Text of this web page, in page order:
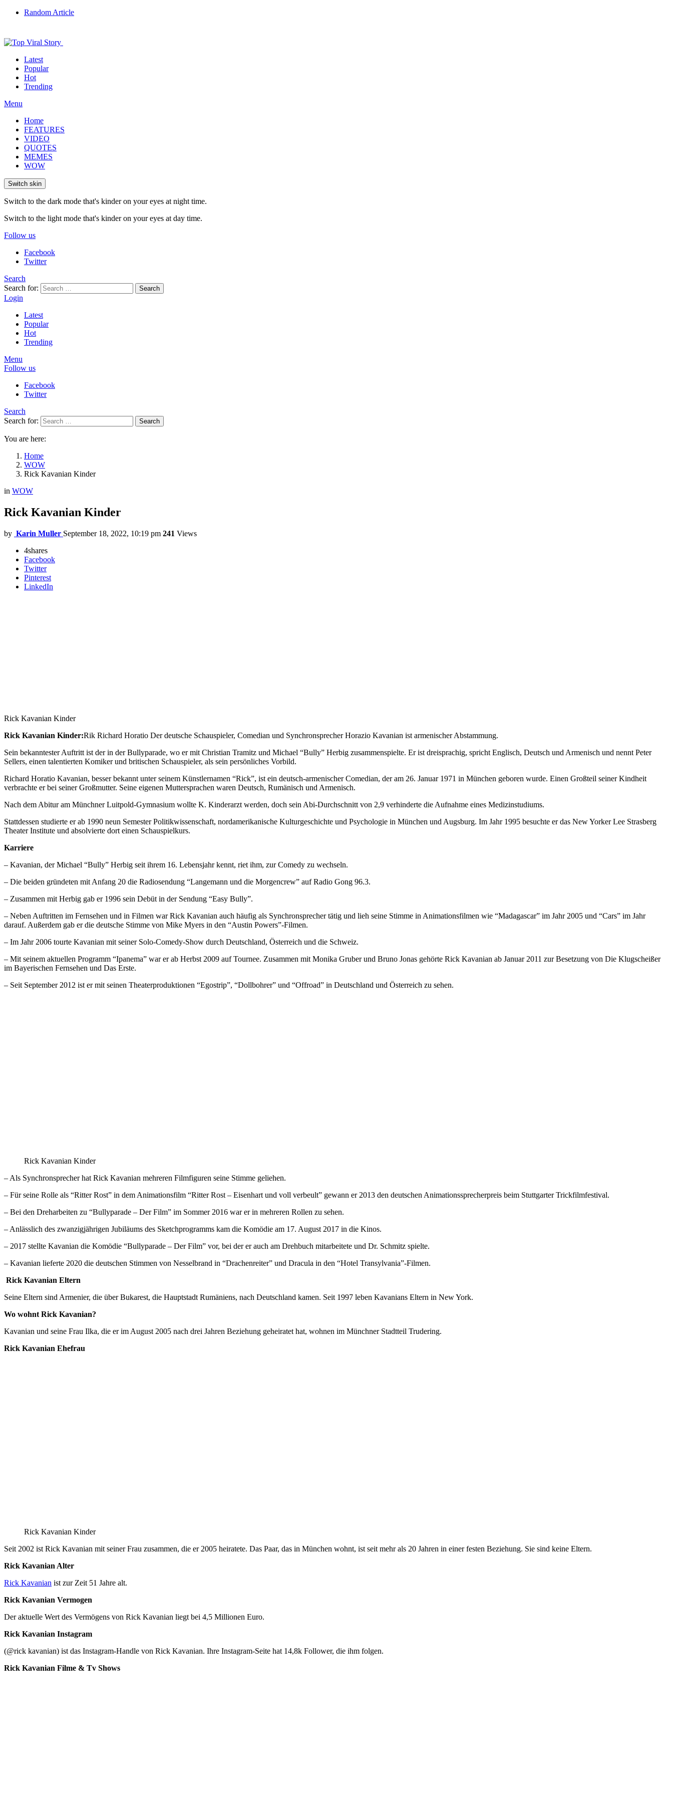
Random Article
Latest
Popular
Hot
Trending
Menu
Home
FEATURES
VIDEO
QUOTES
MEMES
WOW
Switch skin
Switch to the dark mode that's kinder on your eyes at night time.
Switch to the light mode that's kinder on your eyes at day time.
Follow us
Facebook
Twitter
Search
Search for:
Search
Login
Latest
Popular
Hot
Trending
Menu
Follow us
Facebook
Twitter
Search
Search for:
Search
You are here:
Home
WOW
Rick Kavanian Kinder
in WOW
Rick Kavanian Kinder
by Karin Muller September 18, 2022, 10:19 pm 241 Views
4shares
Facebook
Twitter
Pinterest
LinkedIn
Rick Kavanian Kinder
Rick Kavanian Kinder:Rik Richard Horatio Der deutsche Schauspieler, Comedian und Synchronsprecher Horazio Kavanian ist armenischer Abstammung.
Sein bekanntester Auftritt ist der in der Bullyparade, wo er mit Christian Tramitz und Michael “Bully” Herbig zusammenspielte. Er ist dreisprachig, spricht Englisch, Deutsch und Armenisch und nennt Peter
Sellers, einen talentierten Komiker und britischen Schauspieler, als sein persönliches Vorbild.
Richard Horatio Kavanian, besser bekannt unter seinem Künstlernamen “Rick”, ist ein deutsch-armenischer Comedian, der am 26. Januar 1971 in München geboren wurde. Einen Großteil seiner Kindheit
verbrachte er bei seiner Großmutter. Seine eigenen Muttersprachen waren Deutsch, Rumänisch und Armenisch.
Nach dem Abitur am Münchner Luitpold-Gymnasium wollte K. Kinderarzt werden, doch sein Abi-Durchschnitt von 2,9 verhinderte die Aufnahme eines Medizinstudiums.
Stattdessen studierte er ab 1990 neun Semester Politikwissenschaft, nordamerikanische Kulturgeschichte und Psychologie in München und Augsburg. Im Jahr 1995 besuchte er das New Yorker Lee Strasberg
Theater Institute und absolvierte dort einen Schauspielkurs.
Karriere
– Kavanian, der Michael “Bully” Herbig seit ihrem 16. Lebensjahr kennt, riet ihm, zur Comedy zu wechseln.
– Die beiden gründeten mit Anfang 20 die Radiosendung “Langemann und die Morgencrew” auf Radio Gong 96.3.
– Zusammen mit Herbig gab er 1996 sein Debüt in der Sendung “Easy Bully”.
– Neben Auftritten im Fernsehen und in Filmen war Rick Kavanian auch häufig als Synchronsprecher tätig und lieh seine Stimme in Animationsfilmen wie “Madagascar” im Jahr 2005 und “Cars” im Jahr
darauf. Außerdem gab er die deutsche Stimme von Mike Myers in den “Austin Powers”-Filmen.
– Im Jahr 2006 tourte Kavanian mit seiner Solo-Comedy-Show durch Deutschland, Österreich und die Schweiz.
– Mit seinem aktuellen Programm “Ipanema” war er ab Herbst 2009 auf Tournee. Zusammen mit Monika Gruber und Bruno Jonas gehörte Rick Kavanian ab Januar 2011 zur Besetzung von Die Klugscheißer
im Bayerischen Fernsehen und Das Erste.
– Seit September 2012 ist er mit seinen Theaterproduktionen “Egostrip”, “Dollbohrer” und “Offroad” in Deutschland und Österreich zu sehen.
Rick Kavanian Kinder
– Als Synchronsprecher hat Rick Kavanian mehreren Filmfiguren seine Stimme geliehen.
– Für seine Rolle als “Ritter Rost” in dem Animationsfilm “Ritter Rost – Eisenhart und voll verbeult” gewann er 2013 den deutschen Animationssprecherpreis beim Stuttgarter Trickfilmfestival.
– Bei den Dreharbeiten zu “Bullyparade – Der Film” im Sommer 2016 war er in mehreren Rollen zu sehen.
– Anlässlich des zwanzigjährigen Jubiläums des Sketchprogramms kam die Komödie am 17. August 2017 in die Kinos.
– 2017 stellte Kavanian die Komödie “Bullyparade – Der Film” vor, bei der er auch am Drehbuch mitarbeitete und Dr. Schmitz spielte.
– Kavanian lieferte 2020 die deutschen Stimmen von Nesselbrand in “Drachenreiter” und Dracula in den “Hotel Transylvania”-Filmen.
Rick Kavanian Eltern
Seine Eltern sind Armenier, die über Bukarest, die Hauptstadt Rumäniens, nach Deutschland kamen. Seit 1997 leben Kavanians Eltern in New York.
Wo wohnt Rick Kavanian?
Kavanian und seine Frau Ilka, die er im August 2005 nach drei Jahren Beziehung geheiratet hat, wohnen im Münchner Stadtteil Trudering.
Rick Kavanian Ehefrau
Rick Kavanian Kinder
Seit 2002 ist Rick Kavanian mit seiner Frau zusammen, die er 2005 heiratete. Das Paar, das in München wohnt, ist seit mehr als 20 Jahren in einer festen Beziehung. Sie sind keine Eltern.
Rick Kavanian Alter
Rick Kavanian ist zur Zeit 51 Jahre alt.
Rick Kavanian Vermogen
Der aktuelle Wert des Vermögens von Rick Kavanian liegt bei 4,5 Millionen Euro.
Rick Kavanian Instagram
(@rick kavanian) ist das Instagram-Handle von Rick Kavanian. Ihre Instagram-Seite hat 14,8k Follower, die ihm folgen.
Rick Kavanian Filme & Tv Shows